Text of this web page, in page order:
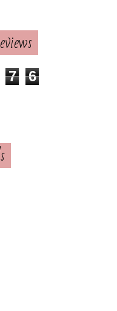
7 6